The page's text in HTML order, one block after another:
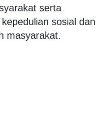
serta
sosial dan
masyarakat.